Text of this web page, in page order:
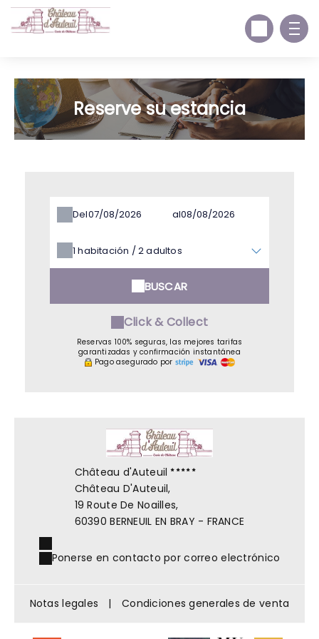
Reserve su estancia
Del al
1habitación /2adultos
BUSCAR
Click & Collect
Reservas 100% seguras, las mejores tarifas
garantizadas y confirmación instantánea
Pago asegurado por
Château d'Auteuil
Château D'Auteuil,
19 Route De Noailles,
60390 BERNEUIL EN BRAY - FRANCE
Ponerse en contacto por correo electrónico
Notas legales | Condiciones generales de venta